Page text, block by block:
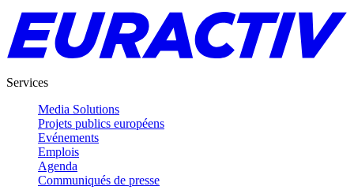
Services
Media Solutions
Projets publics européens
Evénements
Emplois
Agenda
Communiqués de presse